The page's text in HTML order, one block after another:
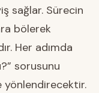
sağlar. Sürecin
bölerek
Her adımda
sorusunu
yönlendirecektir.